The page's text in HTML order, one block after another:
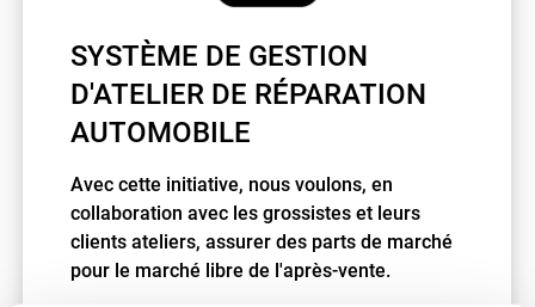
SYSTÈME DE GESTION
D'ATELIER DE RÉPARATION
AUTOMOBILE
Avec cette initiative, nous voulons, en
collaboration avec les grossistes et leurs
clients ateliers, assurer des parts de marché
pour le marché libre de l'après-vente.